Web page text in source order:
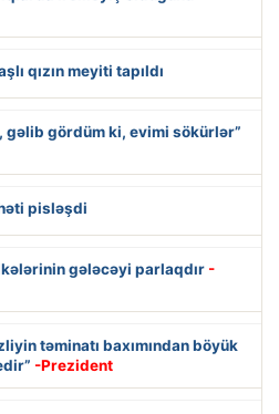
qızın meyiti tapıldı
gəlib gördüm ki, evimi sökürlər”
pisləşdi
gələcəyi parlaqdır -
təminatı baxımından böyük
-Prezident